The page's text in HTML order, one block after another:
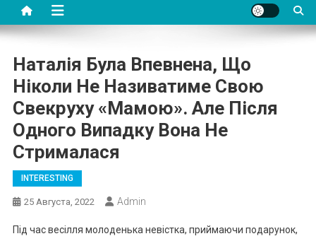
Наталія Була Впевнена, Що
Ніколи Не Називатиме Свою
Свекруху «мамою». Але Після
Одного Випадку Вона Не
Стрималася
INTERESTING
25 Августа, 2022 Admin
Під час весілля молоденька невістка, приймаючи подарунок,